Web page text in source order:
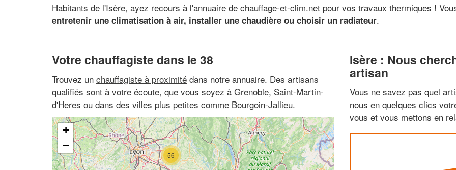
Habitants de l'Isère, ayez recours à l'annuaire de chauffage-et-clim.net pour vos travaux thermiques !
entretenir une climatisation à air, installer une chaudière ou choisir un radiateur.
Votre chauffagiste dans le 38
Trouvez un chauffagiste à proximité dans notre annuaire. Des artisans
qualifiés sont à votre écoute, que vous soyez à Grenoble, Saint-Martin-
d'Heres ou dans des villes plus petites comme Bourgoin-Jallieu.
56
+
−
Isère : Nous
artisan
Vous ne savez pas quel
nous en quelques clics
vous et vous mettons en